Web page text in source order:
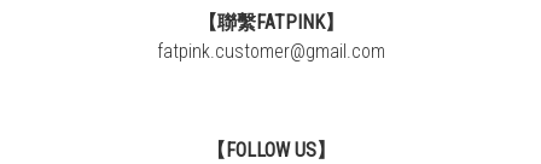
【聯繫FATPINK】
fatpink.customer@gmail.com
【FOLLOW US】